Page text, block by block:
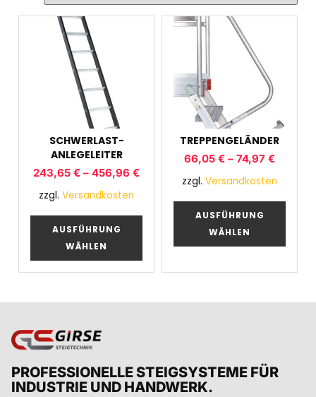
SCHWERLAST-
ANLEGELEITER
243,65 € – 456,96 €
zzgl. Versandkosten
AUSFÜHRUNG
WÄHLEN
TREPPENGELÄNDER
66,05 € – 74,97 €
zzgl. Versandkosten
AUSFÜHRUNG
WÄHLEN
PROFESSIONELLE STEIGSYSTEME FÜR
INDUSTRIE UND HANDWERK.